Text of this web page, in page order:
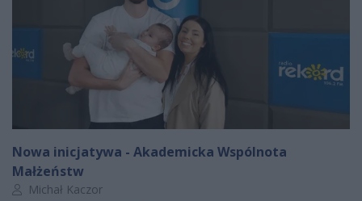
Nowa inicjatywa - Akademicka Wspólnota
Małżeństw
Autor artykułu:
Michał Kaczor